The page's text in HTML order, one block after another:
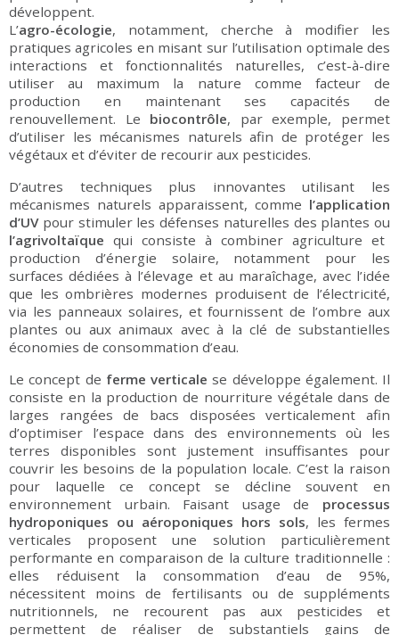
développent.
L’agro-écologie, notamment, cherche à modifier les
pratiques agricoles en misant sur l’utilisation optimale des
interactions et fonctionnalités naturelles, c’est-à-dire
utiliser au maximum la nature comme facteur de
production en maintenant ses capacités de
renouvellement. Le biocontrôle, par exemple, permet
d’utiliser les mécanismes naturels afin de protéger les
végétaux et d’éviter de recourir aux pesticides.
D’autres techniques plus innovantes utilisant les
mécanismes naturels apparaissent, comme l’application
d’UVpour stimuler les défenses naturelles des plantes ou
l’agrivoltaïque qui consiste à combiner agriculture et
production d’énergie solaire, notamment pour les
surfaces dédiées à l’élevage et au maraîchage, avec l’idée
que les ombrières modernes produisent de l’électricité,
via les panneaux solaires, et fournissent de l’ombre aux
plantes ou aux animaux avec à la clé de substantielles
économies de consommation d’eau.
Le concept de ferme verticale se développe également. Il
consiste en la production de nourriture végétale dans de
larges rangées de bacs disposées verticalement afin
d’optimiser l’espace dans des environnements où les
terres disponibles sont justement insuffisantes pour
couvrir les besoins de la population locale. C’est la raison
pour laquelle ce concept se décline souvent en
environnement urbain. Faisant usage de processus
hydroponiques ou aéroponiques hors sols, les fermes
verticales proposent une solution particulièrement
performante en comparaison de la culture traditionnelle :
elles réduisent la consommation d’eau de 95%,
nécessitent moins de fertilisants ou de suppléments
nutritionnels, ne recourent pas aux pesticides et
permettent de réaliser de substantiels gains de